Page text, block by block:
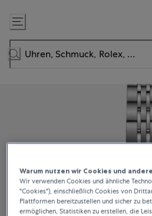
Zum
Inhalt
springen
Warum nutzen wir Cookies und
Wir verwenden Cookies und ähnliche
"Cookies"), einschließlich Cookies von
Plattformen bereitzustellen und sicher zu
ermöglichen, Statistiken zu erstellen, die